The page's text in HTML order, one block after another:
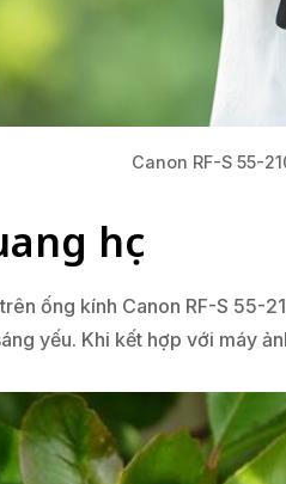
Canon RF-S 55-
học
ống kính Canon RF-S 55-
yếu. Khi kết hợp với máy